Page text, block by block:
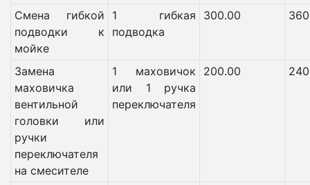
Смена гибкой
подводки к
мойке
1 гибкая
подводка
300.00
Замена
маховичка
вентильной
головки или
ручки
переключателя
на смесителе
1 маховичок
или 1 ручка
переключателя
200.00